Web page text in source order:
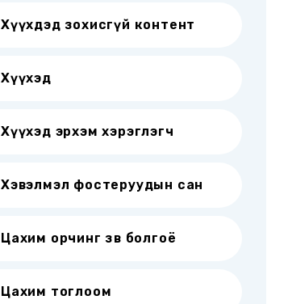
Хүүхдэд зохисгүй контент
Хүүхэд
Хүүхэд эрхэм хэрэглэгч
Хэвэлмэл фостеруудын сан
Цахим орчинг зөв болгоё
Цахим тоглоом